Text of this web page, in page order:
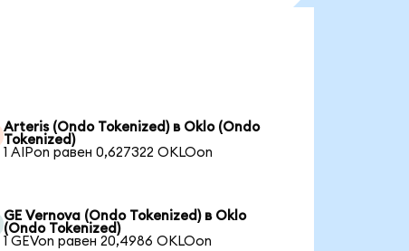
Arteris (Ondo Tokenized) в Oklo (Ondo
Tokenized)
1 AIPon равен 0,627322 OKLOon
GE Vernova (Ondo Tokenized) в Oklo
(Ondo Tokenized)
1 GEVon равен 20,4986 OKLOon